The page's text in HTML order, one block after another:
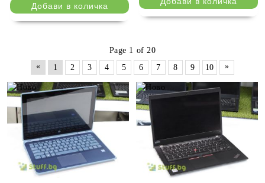
Page 1 of 20
«
1 2 3 4 5 6 7 8 9 10 »